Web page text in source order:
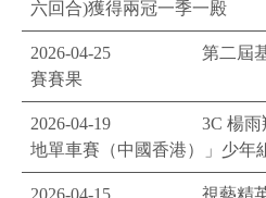
六回合)獲得兩冠一季一殿
2026-04-25
第二屆
賽賽果
2026-04-19
3C 楊
地單車賽（中國香港）」少年
2026-04-15
視藝精